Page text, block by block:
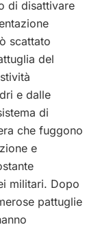
di disattivare
scattato
del
e dalle
di
che fuggono
e
militari. Dopo
pattuglie